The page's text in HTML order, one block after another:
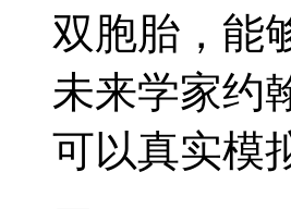
双胞胎，能
未来学家约
可以真实模